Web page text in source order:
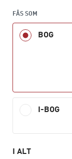
Kapitel 7-9
gennemførelse
afsluttes med
Lærebog i
eksempler
FÅS SOM
BOG
I-BOG
I ALT